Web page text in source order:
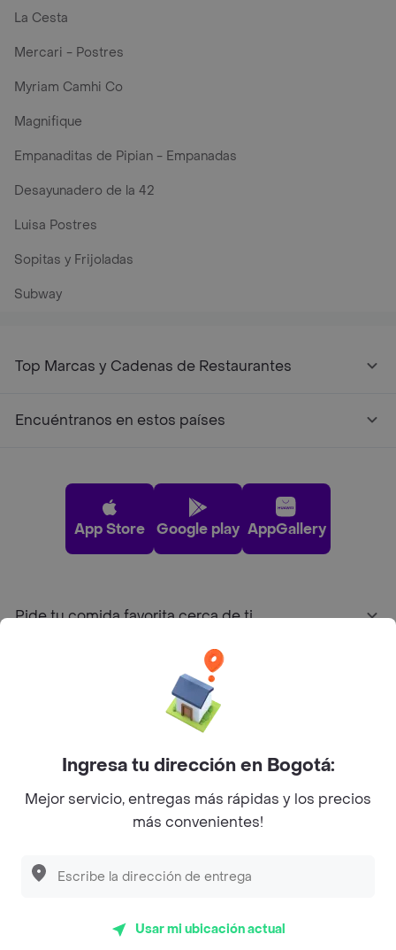
La Cesta
Mercari - Postres
Myriam Camhi Co
Magnifique
Empanaditas de Pipian - Empanadas
Desayunadero de la 42
Luisa Postres
Sopitas y Frijoladas
Subway
Top Marcas y Cadenas de Restaurantes
Encuéntranos en estos países
App Store Google play AppGallery
Pide tu comida favorita cerca de ti
Sobre Rappi
Facebook
Twitter
Instagram
©2026Rappi Inc. All rights reserved.
Ingresa tu dirección en Bogotá:
Mejor servicio, entregas más rápidas y los precios
más convenientes!
Usar mi ubicación actual